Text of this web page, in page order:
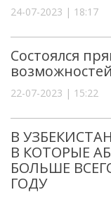
24-07-2023 | 18:17
Состоялся
22-07-2023 | 15:22
В
В КОТОРЫЕ
БОЛЬШЕ
ГОДУ